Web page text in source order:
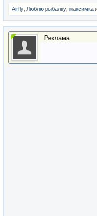
Airfly Люблю рыбалку максимка
Реклама